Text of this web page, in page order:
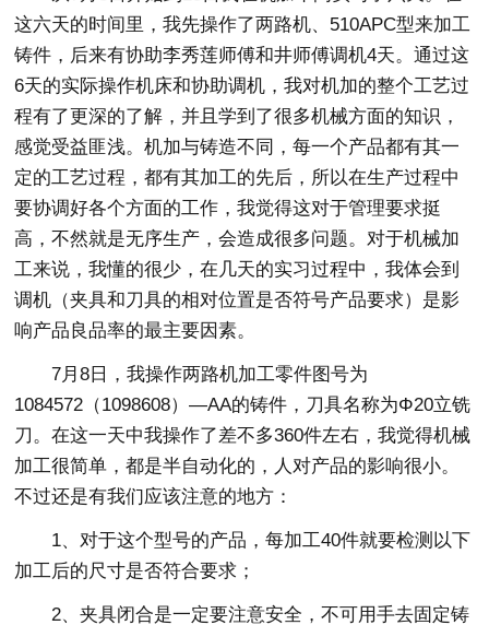
这六天的时间里，我先操作了两路机、510APC型来加工
铸件，后来有协助李秀莲师傅和井师傅调机4天。通过这
6天的实际操作机床和协助调机，我对机加的整个工艺过
程有了更深的了解，并且学到了很多机械方面的知识，
感觉受益匪浅。机加与铸造不同，每一个产品都有其一
定的工艺过程，都有其加工的先后，所以在生产过程中
要协调好各个方面的工作，我觉得这对于管理要求挺
高，不然就是无序生产，会造成很多问题。对于机械加
工来说，我懂的很少，在几天的实习过程中，我体会到
调机（夹具和刀具的相对位置是否符号产品要求）是影
响产品良品率的最主要因素。
7月8日，我操作两路机加工零件图号为
1084572（1098608）—AA的铸件，刀具名称为Φ20立铣
刀。在这一天中我操作了差不多360件左右，我觉得机械
加工很简单，都是半自动化的，人对产品的影响很小。
不过还是有我们应该注意的地方：
1、对于这个型号的产品，每加工40件就要检测以下
加工后的尺寸是否符合要求；
2、夹具闭合是一定要注意安全，不可用手去固定铸